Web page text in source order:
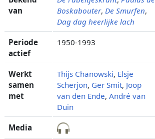
van
Boskabouter, De Smurfen,
Dag dag heerlijke lach
Periode
actief
1950-1993
Werkt
samen
met
Thijs Chanowski, Elsje
Scherjon, Ger Smit, Joop
van den Ende, André van
Duin
Media